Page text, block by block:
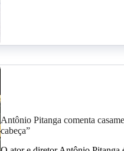
Antônio Pitanga comenta
cabeça”